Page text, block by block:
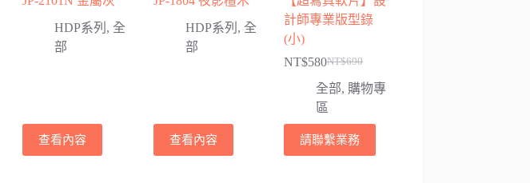
HDP系列 , 全
部
查看內容
HDP系列 , 全
部
查看內容
計師專業版型錄
(小)
NT$690
NT$580
全部, 購物專
區
請聯繫業務